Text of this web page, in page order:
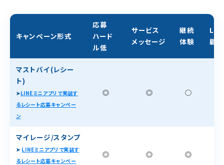
キャンペーン形式
応募
ハード
ル低
サービス
メッセージ
継続
体験
顧
マストバイ(レシー
ト)
➤LINEミニアプリで実装す
るレシート応募キャンペー
ン
◎ ◎ ○
マイレージ/スタンプ
➤ LINEミニアプリで実装す
るレシート応募キャンペー
◎ ◎ ◎